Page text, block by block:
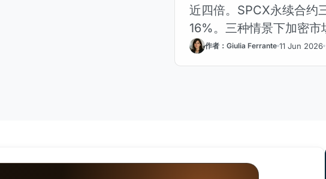
近四倍。SPCX永续合约
16%。三种情景下加密市
作者：Giulia Ferrante 11 Jun 2026